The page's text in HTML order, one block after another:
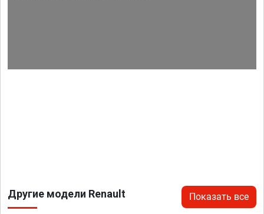
Другие модели Renault Показать все